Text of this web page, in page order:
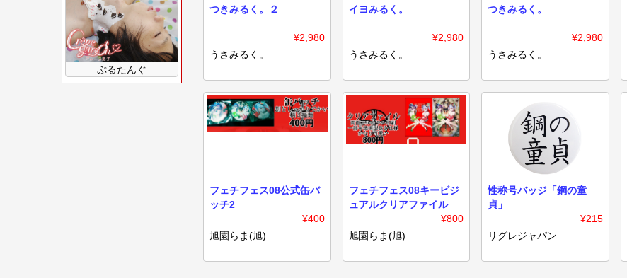
ぷるたんぐ
つきみるく。２
¥2,980
うさみるく。
イヨみるく。
¥2,980
うさみるく。
つきみるく。
¥2,980
うさみるく。
フェチフェス08公式缶バ
ッチ2
¥400
旭園らま(旭)
フェチフェス08キービジ
ュアルクリアファイル
¥800
旭園らま(旭)
性称号バッジ「鋼の童
貞」
¥215
リグレジャパン